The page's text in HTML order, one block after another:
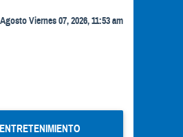
Viernes 07, 2026, 11:53 am
ENTRETENIMIENTO